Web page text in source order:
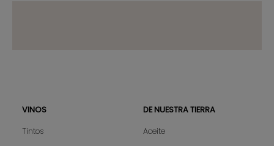
Sitemap
VINOS
Tintos
DE NUESTRA TIERRA
Aceite